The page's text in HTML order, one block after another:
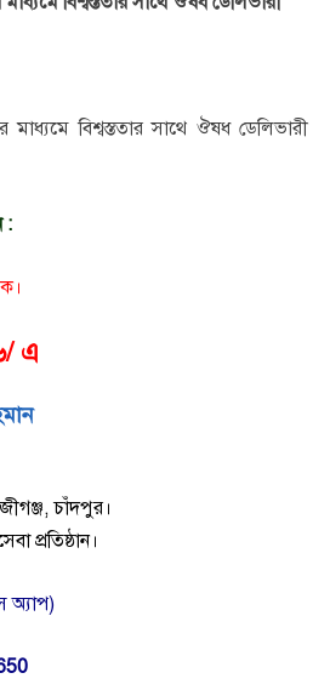
মাধ্যমে বিশ্বস্ততার সাথে ঔষধ ডেলিভারী
:
এ
চাঁদপুর।
প্রতিষ্ঠান।
অ্যাপ)